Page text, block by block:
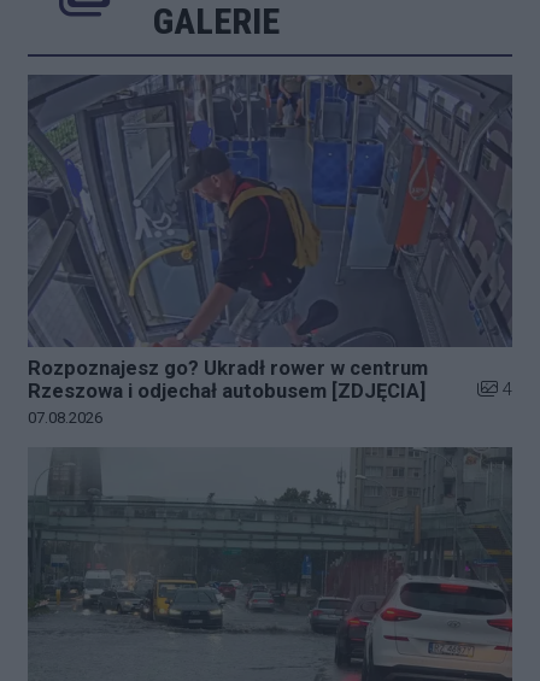
GALERIE
Rozpoznajesz go? Ukradł rower w centrum
Rzeszowa i odjechał autobusem [ZDJĘCIA]
Liczba
4
Data dodania galerii:
07.08.2026